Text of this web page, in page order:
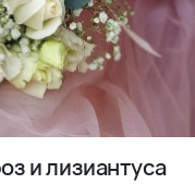
и лизиантуса